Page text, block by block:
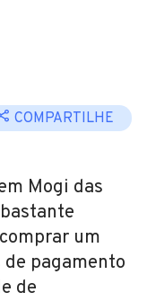
COMPARTILHE
Mogi das
um
pagamento
de